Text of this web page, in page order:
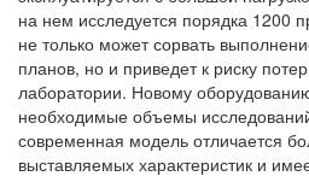
на нем исследуется порядка 1200
не только может сорвать
планов, но и приведет к риску
лаборатории. Новому
необходимые объемы
современная модель отличается
выставляемых характеристик и